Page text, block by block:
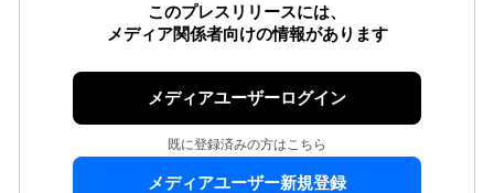
このプレスリリースには、
メディア関係者向けの情報があります
メディアユーザーログイン
既に登録済みの方はこちら
メディアユーザー新規登録